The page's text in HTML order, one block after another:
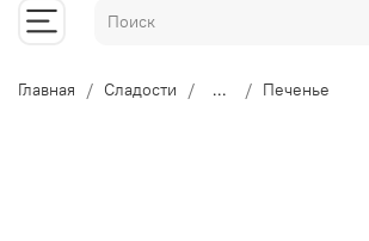
Главная Сладости ... Печенье